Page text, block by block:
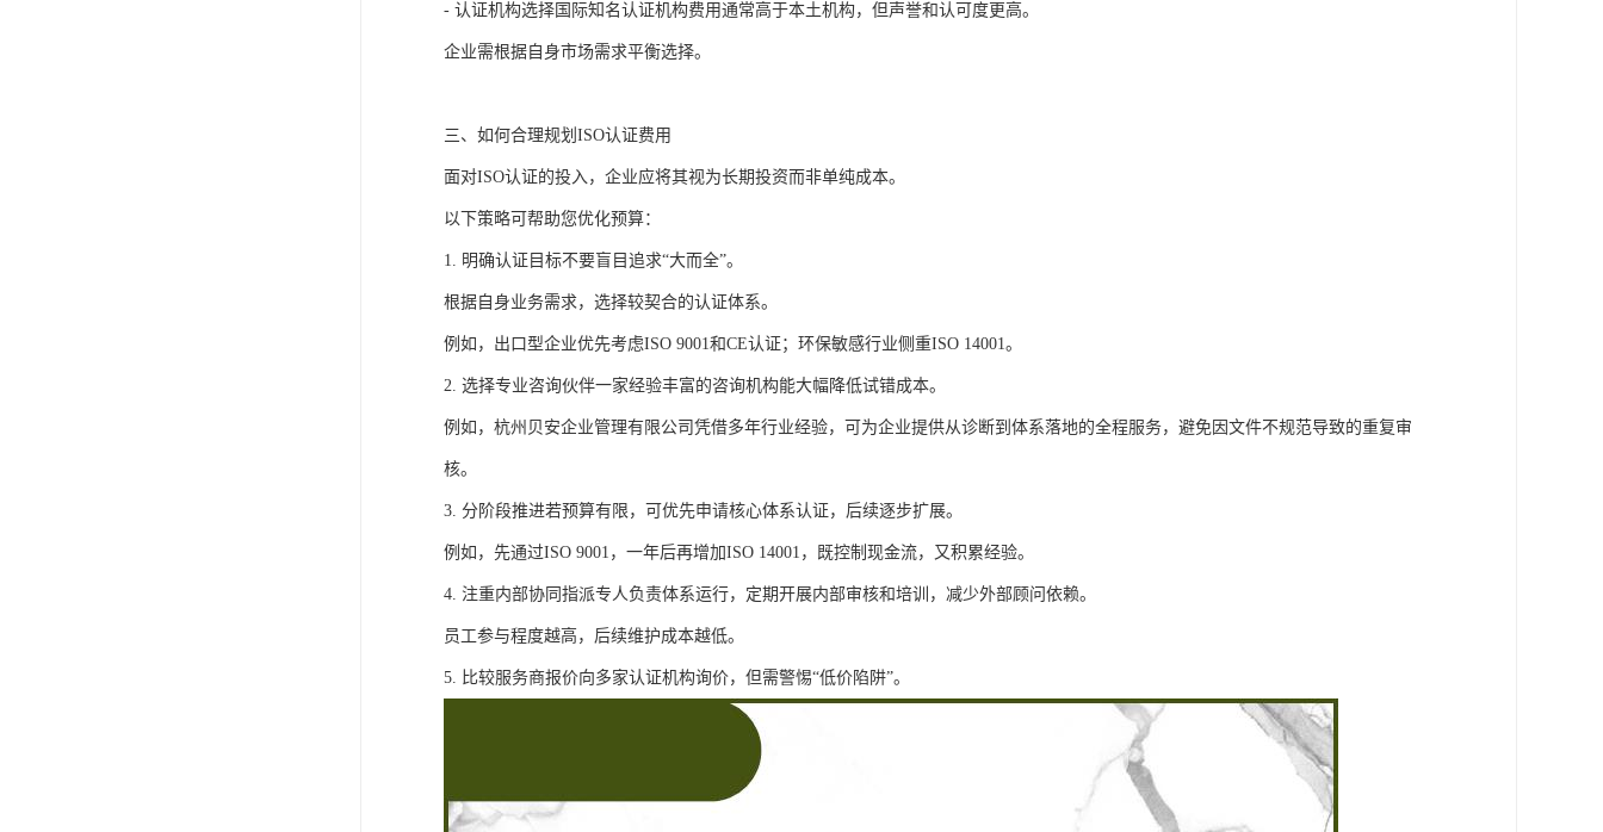
- 认证机构选择国际知名认证机构费用通常高于本土机构，但声誉和认可度更高。
企业需根据自身市场需求平衡选择。
三、如何合理规划ISO认证费用
面对ISO认证的投入，企业应将其视为长期投资而非单纯成本。
以下策略可帮助您优化预算：
1. 明确认证目标不要盲目追求“大而全”。
根据自身业务需求，选择较契合的认证体系。
例如，出口型企业优先考虑ISO 9001和CE认证；环保敏感行业侧重ISO 14001。
2. 选择专业咨询伙伴一家经验丰富的咨询机构能大幅降低试错成本。
例如，杭州贝安企业管理有限公司凭借多年行业经验，可为企业提供从诊断到体系落地的全程服务，避免因文件不规范导致的重复审
核。
3. 分阶段推进若预算有限，可优先申请核心体系认证，后续逐步扩展。
例如，先通过ISO 9001，一年后再增加ISO 14001，既控制现金流，又积累经验。
4. 注重内部协同指派专人负责体系运行，定期开展内部审核和培训，减少外部顾问依赖。
员工参与程度越高，后续维护成本越低。
5. 比较服务商报价向多家认证机构询价，但需警惕“低价陷阱”。